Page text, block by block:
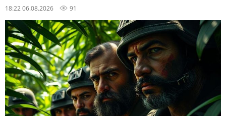
18:22 06.08.2026 91